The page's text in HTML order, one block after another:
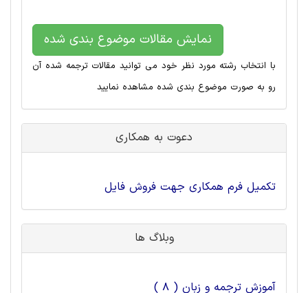
نمایش مقالات موضوع بندی شده
با انتخاب رشته مورد نظر خود می توانید مقالات ترجمه شده آن
رو به صورت موضوع بندی شده مشاهده نمایید
دعوت به همکاری
تکمیل فرم همکاری جهت فروش فایل
وبلاگ ها
آموزش ترجمه و زبان ( 8 )